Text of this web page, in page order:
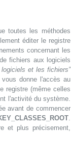
toutes les méthodes
éditer le registre
concernant les
fichiers aux logiciels
logiciels et les fichiers”
donne l'accès au
registre (même celles
l'activité du système.
avant de commencer
.
et plus précisement,